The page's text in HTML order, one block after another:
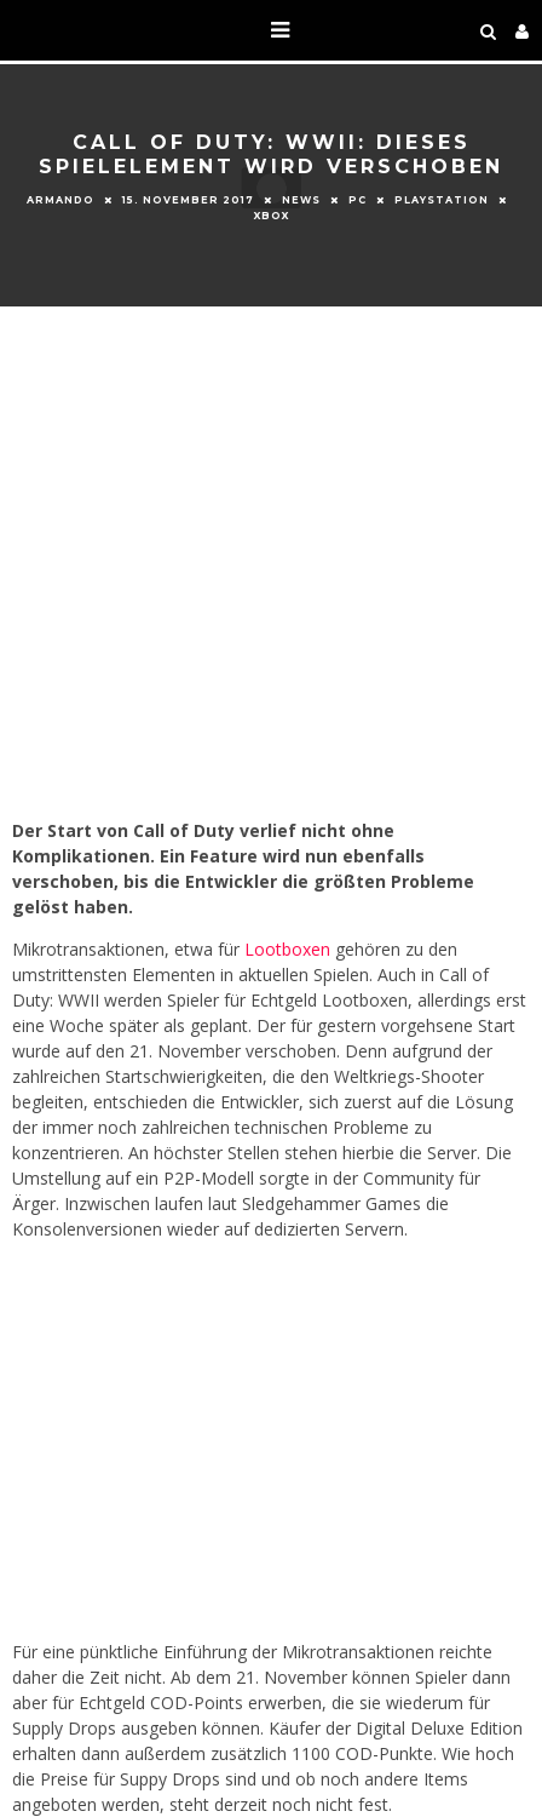
CALL OF DUTY: WWII: DIESES
SPIELELEMENT WIRD VERSCHOBEN
ARMANDO 15. NOVEMBER 2017 NEWS PC
PLAYSTATION
XBOX
Der Start von Call of Duty verlief nicht ohne
Komplikationen. Ein Feature wird nun ebenfalls
verschoben, bis die Entwickler die größten Probleme
gelöst haben.
Mikrotransaktionen, etwa für Lootboxen gehören zu den
umstrittensten Elementen in aktuellen Spielen. Auch in Call of
Duty: WWII werden Spieler für Echtgeld Lootboxen, allerdings erst
eine Woche später als geplant. Der für gestern vorgehsene Start
wurde auf den 21. November verschoben. Denn aufgrund der
zahlreichen Startschwierigkeiten, die den Weltkriegs-Shooter
begleiten, entschieden die Entwickler, sich zuerst auf die Lösung
der immer noch zahlreichen technischen Probleme zu
konzentrieren. An höchster Stellen stehen hierbie die Server. Die
Umstellung auf ein P2P-Modell sorgte in der Community für
Ärger. Inzwischen laufen laut Sledgehammer Games die
Konsolenversionen wieder auf dedizierten Servern.
Für eine pünktliche Einführung der Mikrotransaktionen reichte
daher die Zeit nicht. Ab dem 21. November können Spieler dann
aber für Echtgeld COD-Points erwerben, die sie wiederum für
Supply Drops ausgeben können. Käufer der Digital Deluxe Edition
erhalten dann außerdem zusätzlich 1100 COD-Punkte. Wie hoch
die Preise für Suppy Drops sind und ob noch andere Items
angeboten werden, steht derzeit noch nicht fest.